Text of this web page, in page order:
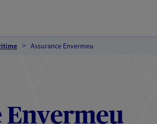
Assurance Envermeu
Envermeu